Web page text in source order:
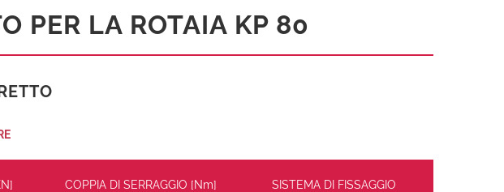
PER LA ROTAIA KP 80
COPPIA DI SERRAGGIO [Nm] SISTEMA DI FISSAGGIO